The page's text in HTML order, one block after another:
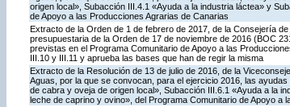
origen local», Subacción III.4.1 «Ayuda a la industria láctea» y
de Apoyo a las Producciones Agrarias de Canarias
Extracto de la Orden de 1 de febrero de 2017, de la Consejería
presupuestaria de la Orden de 17 de noviembre de 2016 (BOC
previstas en el Programa Comunitario de Apoyo a las
III.10 y III.11 y aprueba las bases que han de regir la misma
Extracto de la Resolución de 13 de julio de 2016, de la
Aguas, por la que se convocan, para el ejercicio 2016, las
de cabra y oveja de origen local», Subacción III.6.1 «Ayuda a la
leche de caprino y ovino», del Programa Comunitario de Apoyo a